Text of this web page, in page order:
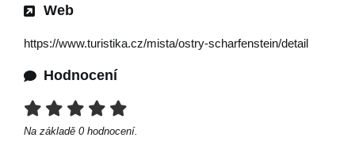
Web
https://www.turistika.cz/mista/ostry-scharfenstein/detail
Hodnocení
Na základě 0 hodnocení.